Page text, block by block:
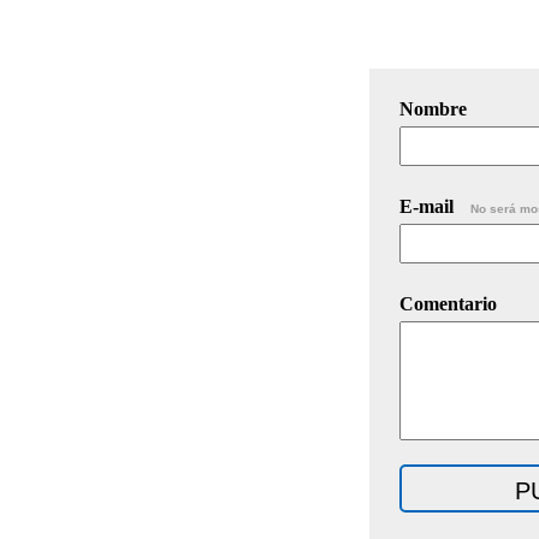
Nombre
E-mail No será
Comentario